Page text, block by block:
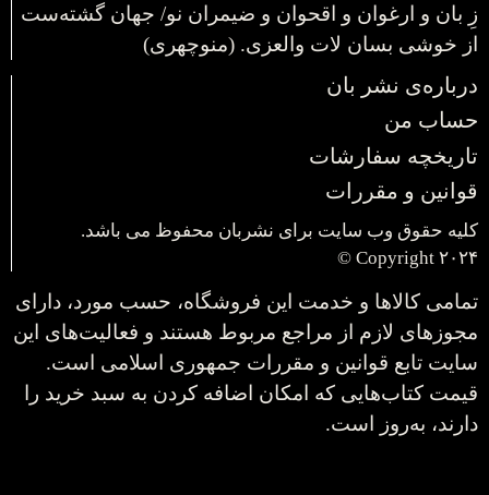
زِ بان و ارغوان و اقحوان و ضیمران نو/ جهان گشته‌ست
از خوشی بسان لات والعزی. (منوچهری)
درباره‌ی نشر بان
حساب من
تاریخچه سفارشات
قوانین و مقررات
کلیه حقوق وب سایت برای نشربان محفوظ می باشد.
۲۰۲۴ Copyright ©
تمامی کالاها و خدمت این فروشگاه، حسب مورد، دارای
مجوزهای لازم از مراجع مربوط هستند و فعالیت‌های این
سایت تابع قوانین و مقررات جمهوری اسلامی است.
قیمت کتاب‌هایی که امکان اضافه کردن به سبد خرید را
دارند، به‌روز است.